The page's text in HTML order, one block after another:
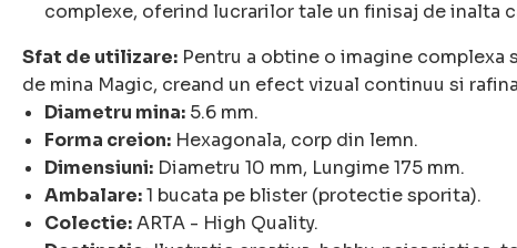
complexe, oferind lucrarilor tale un finisaj de inalta
Sfat de utilizare: Pentru a obtine o imagine complexa
de mina Magic, creand un efect vizual continuu si
Diametru mina: 5.6 mm.
Forma creion: Hexagonala, corp din lemn.
Dimensiuni: Diametru 10 mm, Lungime 175 mm.
Ambalare:1 bucata pe blister (protectie sporita).
Colectie:ARTA - High Quality.